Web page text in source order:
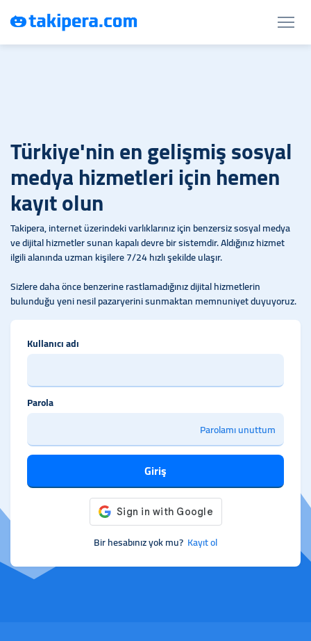
Türkiye'nin en gelişmiş sosyal
medya hizmetleri için hemen
kayıt olun
Takipera, internet üzerindeki varlıklarınız için benzersiz sosyal medya
ve dijital hizmetler sunan kapalı devre bir sistemdir. Aldığınız hizmet
ilgili alanında uzman kişilere 7/24 hızlı şekilde ulaşır.
Sizlere daha önce benzerine rastlamadığınız dijital hizmetlerin
bulunduğu yeni nesil pazaryerini sunmaktan memnuniyet duyuyoruz.
Kullanıcı adı
Parola
Parolamı unuttum
Giriş
Bir hesabınız yok mu? Kayıt ol